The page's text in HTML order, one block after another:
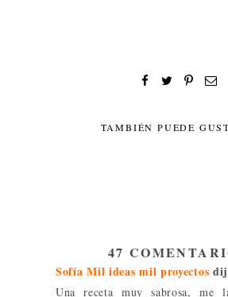
TAMBIÉN PUEDE
47
Sofía Mil ideas mil proyectos
Una receta muy sabrosa, me